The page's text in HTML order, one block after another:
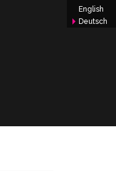
Deutsch
English